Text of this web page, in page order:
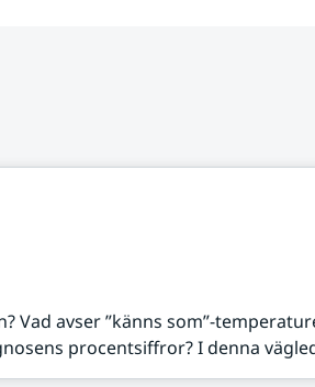
Vad avser ”känns som”-
procentsiffror? I denna